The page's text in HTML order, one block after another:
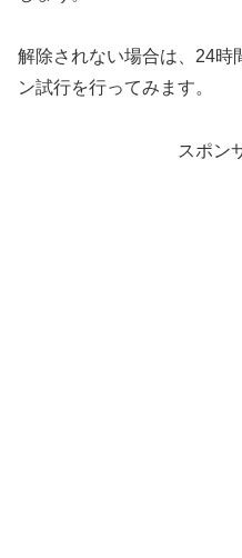
解除されない場合は、24時
ン試行を行ってみます。
スポン